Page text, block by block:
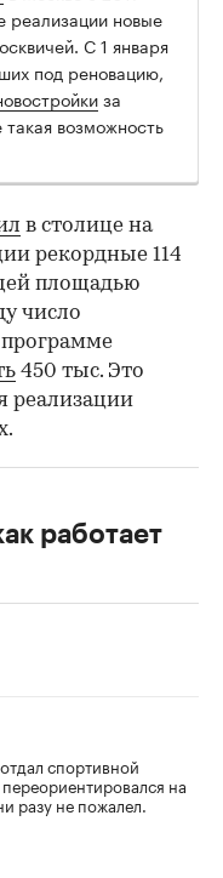
реализации новые
C 1 января
под реновацию,
за
возможность
в столице на
рекордные 114
площадью
число
450 тыс. Это
реализации
работает
спортивной
на
разу не пожалел.